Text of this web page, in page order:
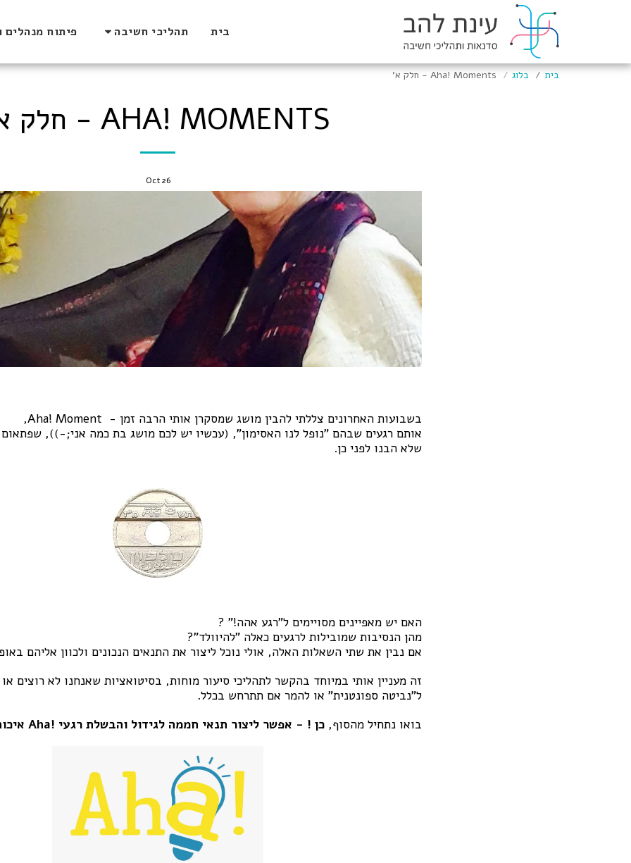
בית תהליכי חשיבה פיתוח מנהלים
בית בלוג Aha! Moments - חלק א'
AHA! MOMENTS - חלק א'
26
Oct
בשבועות האחרונים צללתי להבין מושג שמסקרן אותי הרבה זמן - Aha! Moment,
אותם רגעים שבהם "נופל לנו האסימון", (עכשיו יש לכם מושג בת כמה אני;-)), שפתאום
שלא הבנו לפני כן.
האם יש מאפיינים מסויימים ל"רגע אהה!" ?
מהן הנסיבות שמובילות לרגעים כאלה "להיוולד"?
אם נבין את שתי השאלות האלה, אולי נוכל ליצור את התנאים הנכונים ולכוון אליהם
זה מעניין אותי במיוחד בהקשר לתהליכי סיעור מוחות, בסיטואציות שאנחנו לא רוצים
ל"נביטה ספונטנית" או להמר אם תתרחש בכלל.
בואו נתחיל מהסוף, כן ! - אפשר ליצור תנאי חממה לגידול והבשלת רגעי !Aha איכותיים :).